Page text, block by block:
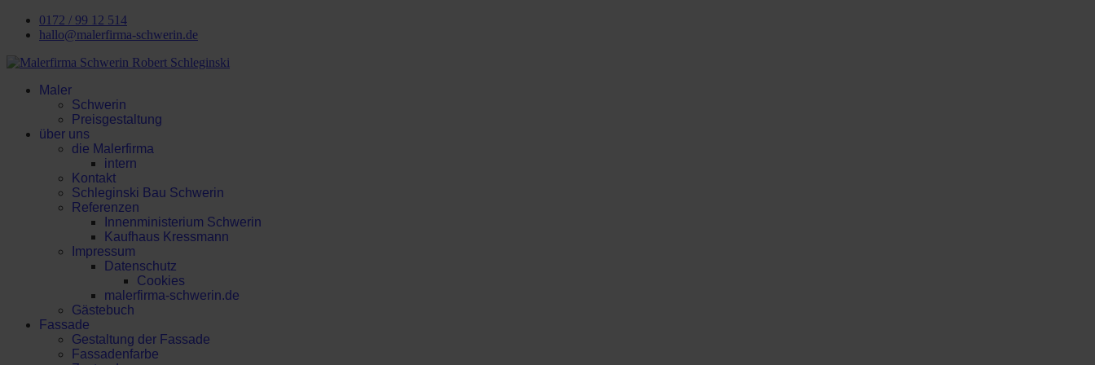
0172 / 99 12 514
hallo@malerfirma-schwerin.de
Maler
Schwerin
Preisgestaltung
über uns
die Malerfirma
intern
Kontakt
Schleginski Bau Schwerin
Referenzen
Innenministerium Schwerin
Kaufhaus Kressmann
Impressum
Datenschutz
Cookies
malerfirma-schwerin.de
Gästebuch
Fassade
Gestaltung der Fassade
Fassadenfarbe